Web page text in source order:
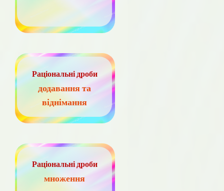
Раціональні дроби
додавання та
віднімання
Раціональні дроби
множення